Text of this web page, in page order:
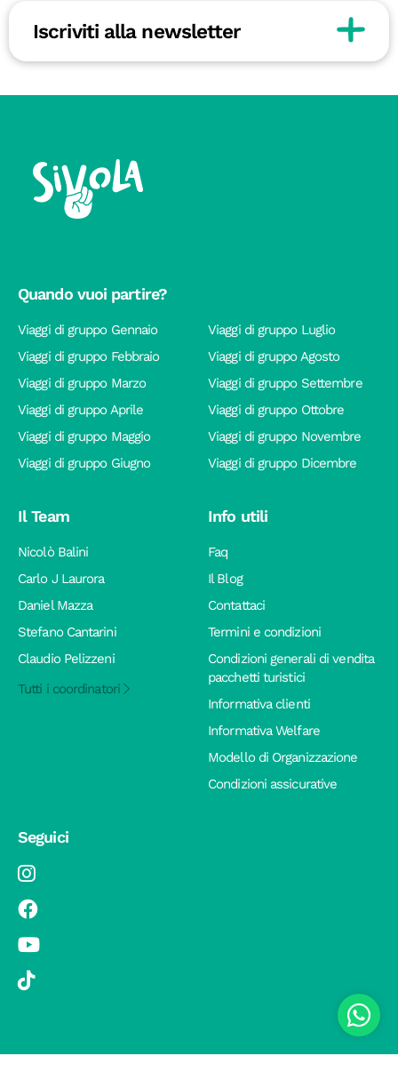
Iscriviti alla newsletter
Quando vuoi partire?
Viaggi di gruppo Gennaio
Viaggi di gruppo Febbraio
Viaggi di gruppo Marzo
Viaggi di gruppo Aprile
Viaggi di gruppo Maggio
Viaggi di gruppo Giugno
Viaggi di gruppo Luglio
Viaggi di gruppo Agosto
Viaggi di gruppo Settembre
Viaggi di gruppo Ottobre
Viaggi di gruppo Novembre
Viaggi di gruppo Dicembre
Il Team
Nicolò Balini
Carlo J Laurora
Daniel Mazza
Stefano Cantarini
Claudio Pelizzeni
Tutti i coordinatori
Info utili
Faq
Il Blog
Contattaci
Termini e condizioni
Condizioni generali di vendita
pacchetti turistici
Informativa clienti
Informativa Welfare
Modello di Organizzazione
Condizioni assicurative
Seguici